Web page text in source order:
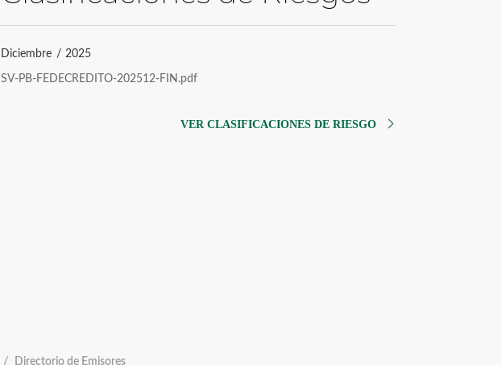
Diciembre / 2025
SV-PB-FEDECREDITO-202512-FIN.pdf
VER CLASIFICACIONES DE RIESGO
Directorio de Emisores